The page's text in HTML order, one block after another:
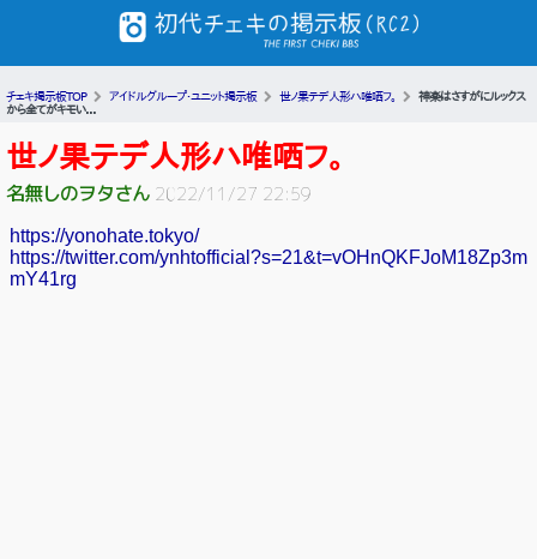
チェキ掲示板TOP アイドルグループ・ユニット掲示板 世ノ果テデ人形ハ唯哂フ。
神楽はさすがにルックス
から全てがキモい...
世ノ果テデ人形ハ唯哂フ。
名無しのヲタさん 2022/11/27 22:59
https://yonohate.tokyo/
https://twitter.com/ynhtofficial?s=21&t=vOHnQKFJoM18Zp3m
mY41rg